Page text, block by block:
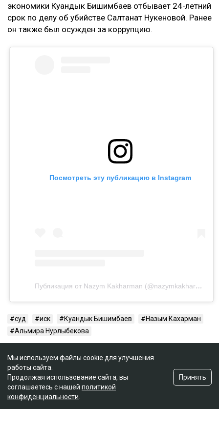
экономики Куандык Бишимбаев отбывает 24-летний
срок по делу об убийстве Салтанат Нукеновой. Ранее
он также был осужден за коррупцию.
Посмотреть эту публикацию в Instagram
Публикация от Nazym Kakharman (@nazymkakharman)
суд иск Куандык Бишимбаев
Назым Кахарман
Альмира Нурлыбекова
Мы используем файлы cookie для улучшения
работы сайта.
Продолжая использование сайта, вы
соглашаетесь с нашей политикой
конфиденциальности
Принять